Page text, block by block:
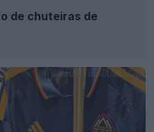
de chuteiras de